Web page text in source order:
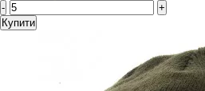
-
+
Купити